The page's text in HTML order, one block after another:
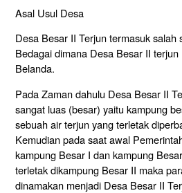
Asal Usul Desa
Desa Besar II Terjun termasuk
Bedagai dimana Desa Besar II
Belanda.
Pada Zaman dahulu Desa Besar II
sangat luas (besar) yaitu kampung
sebuah air terjun yang terletak
Kemudian pada saat awal
kampung Besar I dan kampung
terletak dikampung Besar II maka
dinamakan menjadi Desa Besar II